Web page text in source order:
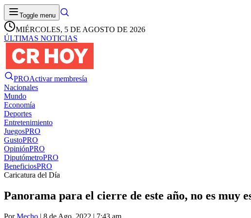
Toggle menu
MIÉRCOLES, 5 DE AGOSTO DE 2026
ÚLTIMAS NOTICIAS
PROActivar membresía
Nacionales
Mundo
Economía
Deportes
Entretenimiento
JuegosPRO
GustoPRO
OpiniónPRO
DiputómetroPRO
BeneficiosPRO
Caricatura del Día
Panorama para el cierre de este año, no es muy
PorMecho | 8 de Ago. 2022 | 7:43 am